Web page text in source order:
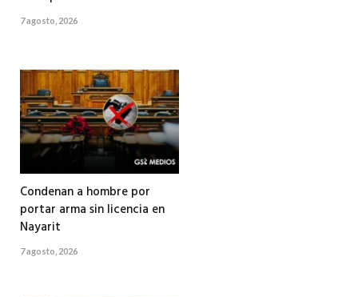
7 agosto, 2026
Condenan a hombre por
portar arma sin licencia en
Nayarit
7 agosto, 2026